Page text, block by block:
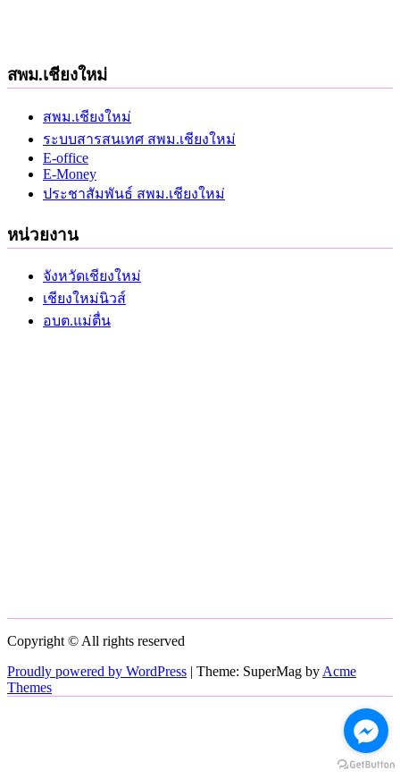
สพม.เชียงใหม่
สพม.เชียงใหม่
ระบบสารสนเทศ สพม.เชียงใหม่
E-office
E-Money
ประชาสัมพันธ์ สพม.เชียงใหม่
หน่วยงาน
จังหวัดเชียงใหม่
เชียงใหม่นิวส์
อบต.แม่ตื่น
Copyright © All rights reserved
Proudly powered by WordPress | Theme: SuperMag by Acme
Themes